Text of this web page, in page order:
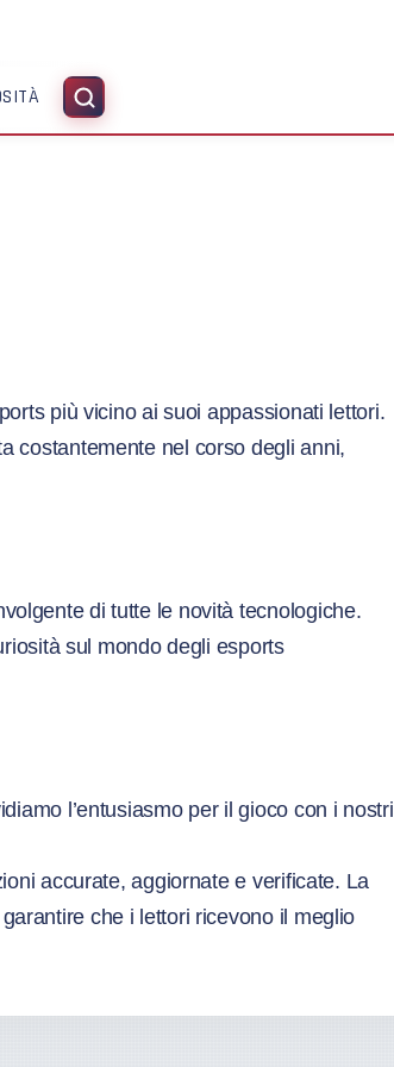
più vicino ai suoi appassionati lettori.
costantemente nel corso degli anni,
di tutte le novità tecnologiche.
sul mondo degli esports
l’entusiasmo per il gioco con i nostri
accurate, aggiornate e verificate. La
che i lettori ricevono il meglio